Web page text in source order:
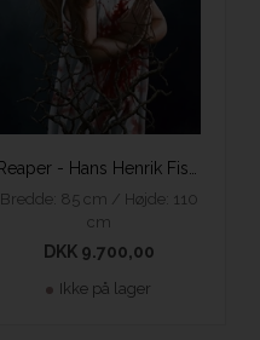
Reaper - Hans Henrik Fischer
Bredde: 85 cm / Højde: 110
cm
DKK 9.700,00
Ikke på lager